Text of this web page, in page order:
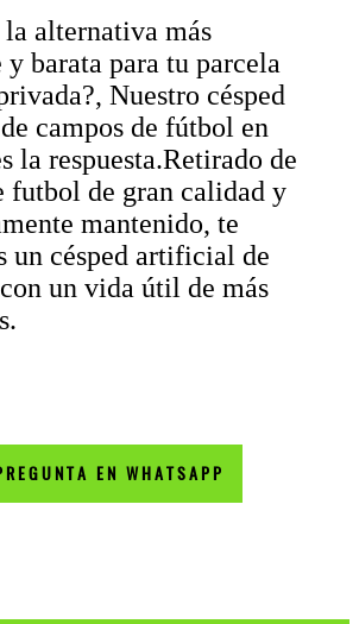
la alternativa más
y barata para tu parcela
Nuestro césped
campos de fútbol en
la respuesta.Retirado de
futbol de gran calidad y
mantenido, te
un césped artificial de
un vida útil de más
EN WHATSAPP